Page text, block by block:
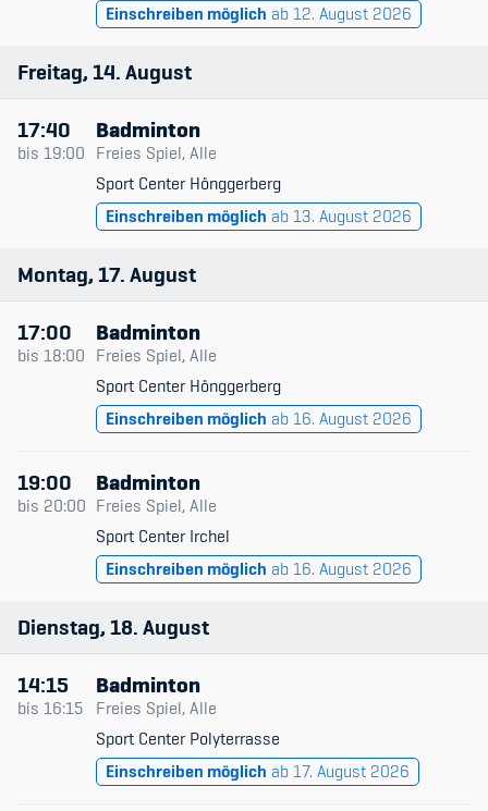
Einschreiben möglich ab 12. August 2026
Freitag 14 August
17:40
bis 19:00
Badminton
Freies Spiel, Alle
Sport Center Hönggerberg
Einschreiben möglich ab 13. August 2026
Montag 17 August
17:00
bis 18:00
Badminton
Freies Spiel, Alle
Sport Center Hönggerberg
Einschreiben möglich ab 16. August 2026
19:00
bis 20:00
Badminton
Freies Spiel, Alle
Sport Center Irchel
Einschreiben möglich ab 16. August 2026
Dienstag 18 August
14:15
bis 16:15
Badminton
Freies Spiel, Alle
Sport Center Polyterrasse
Einschreiben möglich ab 17. August 2026